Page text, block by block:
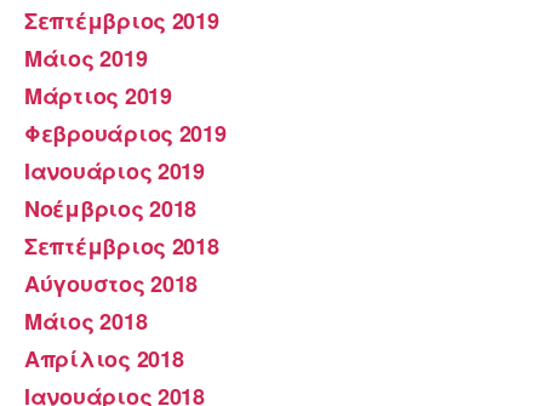
Σεπτέμβριος 2019
Μάιος 2019
Μάρτιος 2019
Φεβρουάριος 2019
Ιανουάριος 2019
Νοέμβριος 2018
Σεπτέμβριος 2018
Αύγουστος 2018
Μάιος 2018
Απρίλιος 2018
Ιανουάριος 2018